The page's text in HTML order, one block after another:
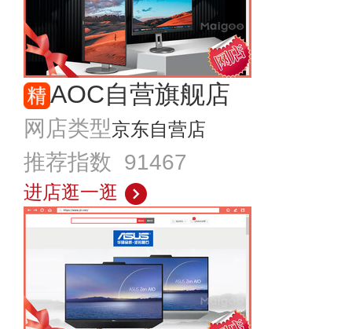
AOC自营旗舰店
网店类型京东自营店
推荐指数 91467
进店逛一逛